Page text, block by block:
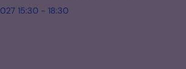
15:30 - 18:30